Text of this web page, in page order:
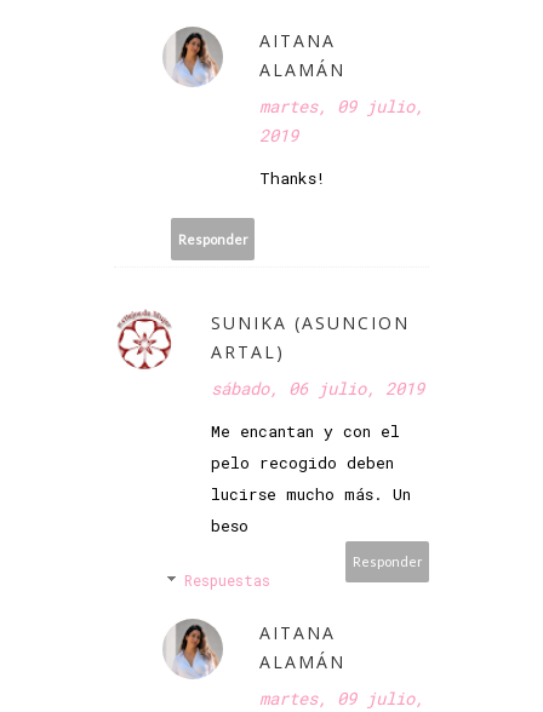
AITANA
ALAMÁN
martes, 09 julio,
2019
Thanks!
Responder
SUNIKA (ASUNCION
ARTAL)
sábado, 06 julio, 2019
Me encantan y con el
pelo recogido deben
lucirse mucho más. Un
beso
Responder
Respuestas
AITANA
ALAMÁN
martes, 09 julio,